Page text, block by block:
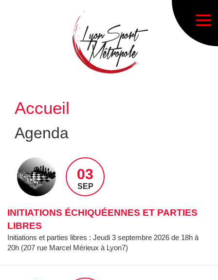
Accueil
Agenda
03
SEP
INITIATIONS ÉCHIQUÉENNES ET PARTIES
LIBRES
Initiations et parties libres : Jeudi 3 septembre 2026 de 18h à
20h (207 rue Marcel Mérieux à Lyon7)